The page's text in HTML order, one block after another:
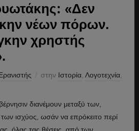
«Δεν
νέων πόρων.
χρηστής
στην Ιστορία, Λογοτεχνία,
διανέμουν μεταξύ των,
ισχύος, ωσάν να επρόκειτο περί